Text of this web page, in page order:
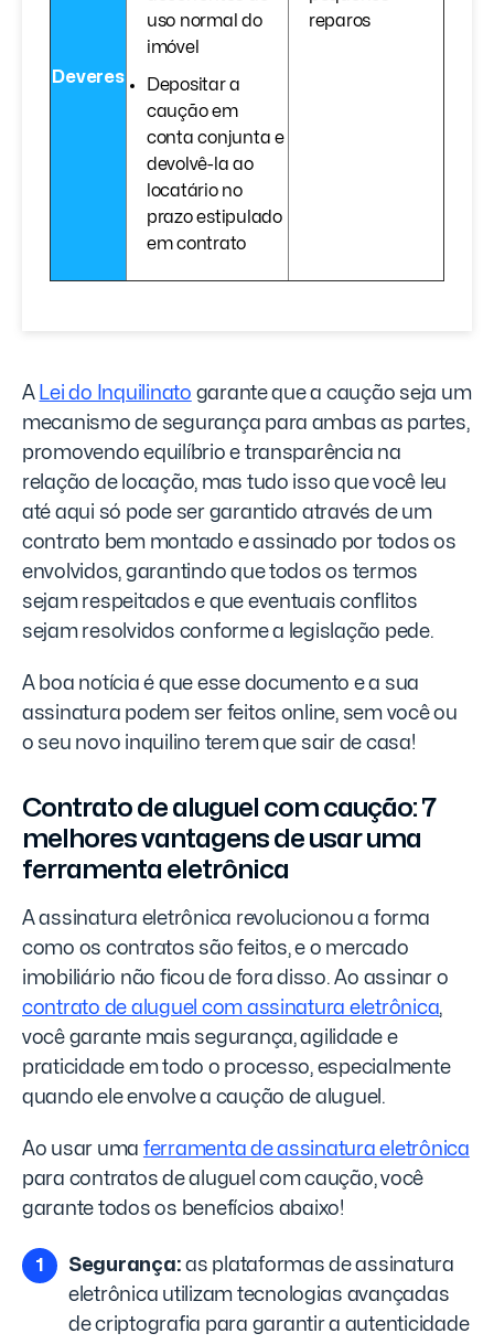
Deveres
uso normal do
imóvel
Depositar a
caução em
conta conjunta e
devolvê-la ao
locatário no
prazo estipulado
em contrato
reparos
A Lei do Inquilinato garante que a caução seja um
mecanismo de segurança para ambas as partes,
promovendo equilíbrio e transparência na
relação de locação, mas tudo isso que você leu
até aqui só pode ser garantido através de um
contrato bem montado e assinado por todos os
envolvidos, garantindo que todos os termos
sejam respeitados e que eventuais conflitos
sejam resolvidos conforme a legislação pede.
A boa notícia é que esse documento e a sua
assinatura podem ser feitos online, sem você ou
o seu novo inquilino terem que sair de casa!
Contrato de aluguel com caução: 7
melhores vantagens de usar uma
ferramenta eletrônica
A assinatura eletrônica revolucionou a forma
como os contratos são feitos, e o mercado
imobiliário não ficou de fora disso. Ao assinar o
contrato de aluguel com assinatura eletrônica,
você garante mais segurança, agilidade e
praticidade em todo o processo, especialmente
quando ele envolve a caução de aluguel.
Ao usar uma ferramenta de assinatura eletrônica
para contratos de aluguel com caução, você
garante todos os benefícios abaixo!
Segurança: as plataformas de assinatura
eletrônica utilizam tecnologias avançadas
de criptografia para garantir a autenticidade